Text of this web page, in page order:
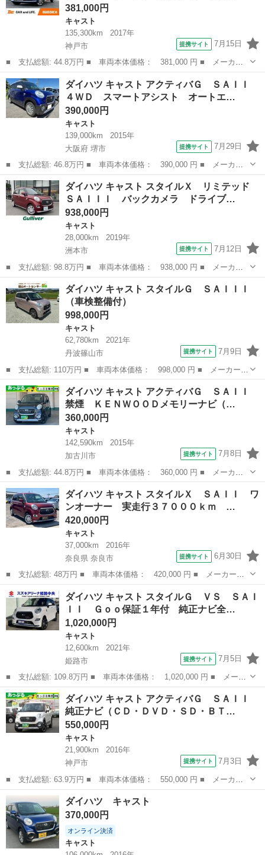
381,000円
キャスト
135,300km
2017年
神戸市
提携サイト 7月15日
■ 支払総額: 44.8万円 ■ 車両本体価格： 381,000 円 ■ メーカー
名： ダイハツ ■ 車種名： キャスト ■ グレード名： スタイル
Ｇ ＳＡＩＩ 車検整備付 ツートン 純正ナビ フルセグ バック
カメラ スマ...
兵庫 神戸市 キャスト
ダイハツ キャスト アクティバＧ ＳＡＩＩ
４ＷＤ スマートアシスト オートエ…
390,000円
キャスト
139,000km
2015年
大阪府 堺市
提携サイト 7月29日
■ 支払総額: 46.8万円 ■ 車両本体価格： 390,000 円 ■ メーカー
名： ダイハツ ■ 車種名： キャスト ■ グレード名： アクティ
バＧ ＳＡＩＩ ４ＷＤ スマートアシスト オートエアコン ＬＥ
Ｄライト ナ...
大阪 堺市 キャスト
ダイハツ キャスト スタイルＸ リミテッド
ＳＡＩＩＩ バックカメラ ドライブ…
938,000円
キャスト
28,000km
2019年
洲本市
提携サイト 7月12日
■ 支払総額: 98.8万円 ■ 車両本体価格： 938,000 円 ■ メーカー
名： ダイハツ ■ 車種名： キャスト ■ グレード名： スタイル
Ｘ リミテッド ＳＡＩＩＩ バックカメラ ドライブレコーダー
エマブレ 車...
兵庫 洲本市 キャスト
ダイハツ キャスト スタイルＧ ＳＡＩＩＩ
（車検整備付）
998,000円
キャスト
62,780km
2021年
丹波篠山市
提携サイト 7月9日
■ 支払総額: 110万円 ■ 車両本体価格： 998,000 円 ■ メーカー
名： ダイハツ ■ 車種名： キャスト ■ グレード名： スタイル
Ｇ ＳＡＩＩＩ ■ 排気量： 660cc ■ ドア枚数： 5D ■ ミッシ
ョ...
兵庫 丹波篠山市 キャスト
ダイハツ キャスト アクティバＧ ＳＡＩＩ
禁煙 ＫＥＮＷＯＯＤメモリーナビ（…
360,000円
キャスト
142,590km
2015年
加古川市
提携サイト 7月8日
■ 支払総額: 44.8万円 ■ 車両本体価格： 360,000 円 ■ メーカー
名： ダイハツ ■ 車種名： キャスト ■ グレード名： アクティ
バＧ ＳＡＩＩ 禁煙 ＫＥＮＷＯＯＤメモリーナビ（ＣＤ ＤＶ
Ｄ ＳＤ 録音...
兵庫 加古川市 キャスト
ダイハツ キャスト スタイルＸ ＳＡＩＩ ワ
ンオーナー 実走行３７０００ｋｍ …
420,000円
キャスト
37,000km
2016年
奈良県 奈良市
提携サイト 6月30日
■ 支払総額: 48万円 ■ 車両本体価格： 420,000 円 ■ メーカー
名： ダイハツ ■ 車種名： キャスト ■ グレード名： スタイル
Ｘ ＳＡＩＩ ワンオーナー 実走行３７０００ｋｍ スマートキ
ー 運転支援機能 ...
奈良 奈良市 キャスト
ダイハツ キャスト スタイルＧ ＶＳ ＳＡＩ
ＩＩ Ｇｏｏ保証１年付 純正ナビ全…
1,020,000円
キャスト
12,600km
2021年
姫路市
提携サイト 7月5日
■ 支払総額: 109.8万円 ■ 車両本体価格： 1,020,000 円 ■ メーカ
ー名： ダイハツ ■ 車種名： キャスト ■ グレード名： スタイ
ルＧ ＶＳ ＳＡＩＩＩ Ｇｏｏ保証１年付 純正ナビ全方位モニタ
ー ナビ...
兵庫 姫路市 キャスト
ダイハツ キャスト アクティバＧ ＳＡＩＩ
純正ナビ（ＣＤ・ＤＶＤ・ＳＤ・ＢＴ…
550,000円
キャスト
21,900km
2016年
神戸市
提携サイト 7月3日
■ 支払総額: 63.9万円 ■ 車両本体価格： 550,000 円 ■ メーカー
名： ダイハツ ■ 車種名： キャスト ■ グレード名： アクティ
バＧ ＳＡＩＩ 純正ナビ（ＣＤ・ＤＶＤ・ＳＤ・ＢＴ・フルセグ）
Ｂカメラ・禁...
兵庫 神戸市 キャスト
ダイハツ キャスト
370,000円
オンライン決済
キャスト